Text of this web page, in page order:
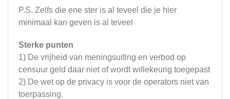
P.S. Zelfs die ene ster is al teveel die je hier
minimaal kan geven is al teveel
Sterke punten
1) De vrijheid van meningsuiting en verbod op
censuur geld daar niet of wordt willekeurig toegepast
2) De wet op de privacy is voor de operators niet van
toerpassing.